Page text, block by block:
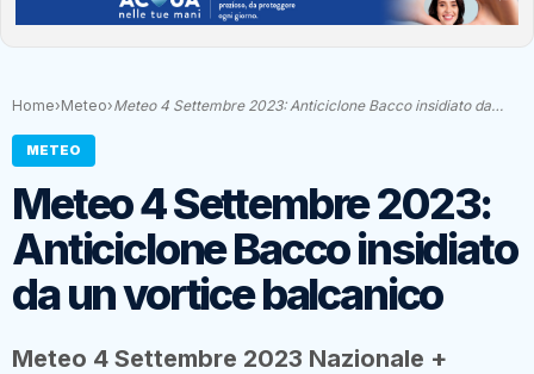
Home›Meteo›Meteo 4 Settembre 2023: Anticiclone Bacco insidiato da…
METEO
Meteo 4 Settembre 2023:
Anticiclone Bacco insidiato
da un vortice balcanico
Meteo 4 Settembre 2023 Nazionale +